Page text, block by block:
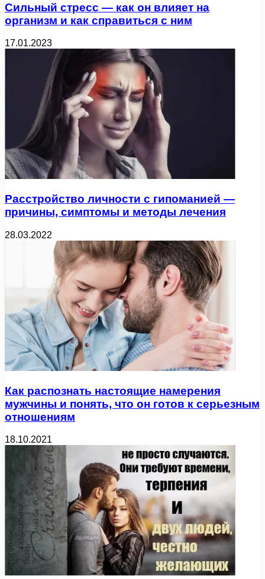
Сильный стресс — как он влияет на
организм и как справиться с ним
17.01.2023
Расстройство личности с гипоманией —
причины, симптомы и методы лечения
28.03.2022
Как распознать настоящие намерения
мужчины и понять, что он готов к серьезным
отношениям
18.10.2021